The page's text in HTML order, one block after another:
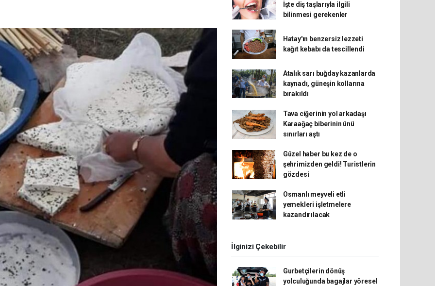
İşte diş taşlarıyla ilgili
bilinmesi gerekenler
Hatay'ın benzersiz lezzeti
kağıt kebabı da tescillendi
Atalık sarı buğday kazanlarda
kaynadı, güneşin kollarına
bırakıldı
Tava ciğerinin yol arkadaşı
Karaağaç biberinin ünü
sınırları aştı
Güzel haber bu kez de o
şehrimizden geldi! Turistlerin
gözdesi
Osmanlı meyveli etli
yemekleri işletmelere
kazandırılacak
İlginizi Çekebilir
Gurbetçilerin dönüş
yolculuğunda bagajlar yöresel